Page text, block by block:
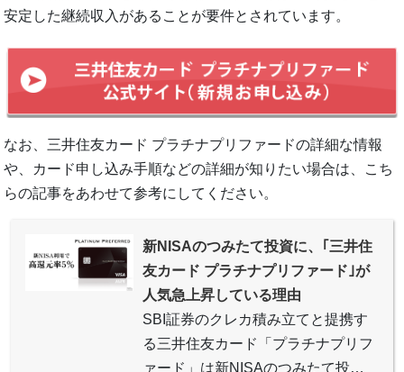
安定した継続収入があることが要件とされています。
なお、三井住友カード プラチナプリファードの詳細な情報
や、カード申し込み手順などの詳細が知りたい場合は、こち
らの記事をあわせて参考にしてください。
新NISAのつみたて投資に、｢三井住
友カード プラチナプリファード｣が
人気急上昇している理由
SBI証券のクレカ積み立てと提携す
る三井住友カード「プラチナプリフ
ァード」は新NISAのつみたて投資